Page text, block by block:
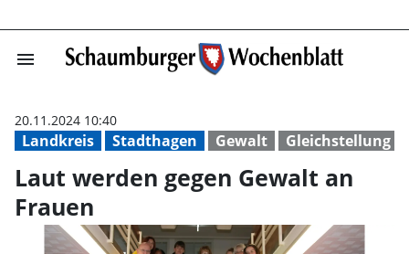
menu Laut werden
Landkreis Stadthagen Gewalt Gleichstellung
20.11.2024 10:40
Laut werden gegen Gewalt an
Frauen